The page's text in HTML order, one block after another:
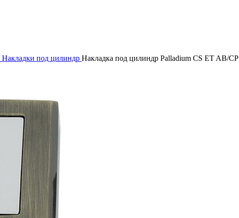
Накладки под цилиндр Накладка под цилиндр Palladium CS ET AB/CP